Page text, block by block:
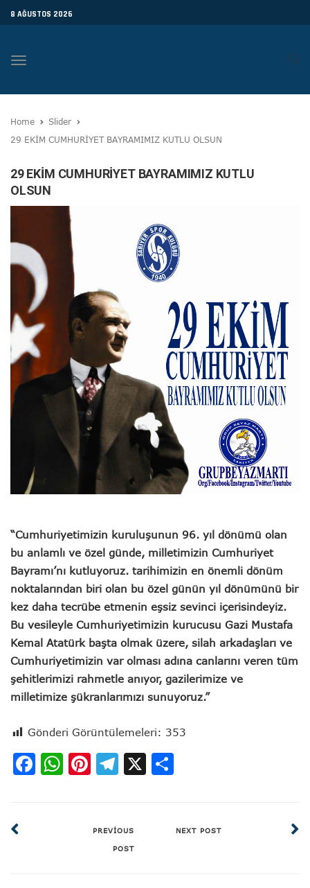
8 AĞUSTOS 2026
Toggle
Home
Slider
29 EKİM CUMHURİYET BAYRAMIMIZ KUTLU OLSUN
29 EKİM CUMHURİYET BAYRAMIMIZ KUTLU
OLSUN
“Cumhuriyetimizin kuruluşunun 96. yıl dönümü olan
bu anlamlı ve özel günde, milletimizin Cumhuriyet
Bayramı’nı kutluyoruz. tarihimizin en önemli dönüm
noktalarından biri olan bu özel günün yıl dönümünü bir
kez daha tecrübe etmenin eşsiz sevinci içerisindeyiz.
Bu vesileyle Cumhuriyetimizin kurucusu Gazi Mustafa
Kemal Atatürk başta olmak üzere, silah arkadaşları ve
Cumhuriyetimizin var olması adına canlarını veren tüm
şehitlerimizi rahmetle anıyor, gazilerimize ve
milletimize şükranlarımızı sunuyoruz.”
Gönderi Görüntülemeleri: 353
Facebook
WhatsApp
Pinterest
Telegram
X
PREVIOUS
POST
NEXT POST